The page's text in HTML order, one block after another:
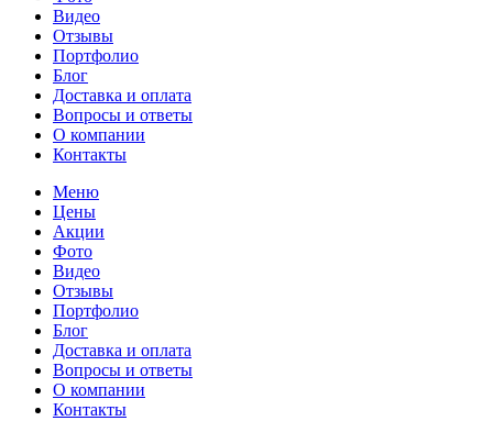
Видео
Отзывы
Портфолио
Блог
Доставка и оплата
Вопросы и ответы
О компании
Контакты
Меню
Цены
Акции
Фото
Видео
Отзывы
Портфолио
Блог
Доставка и оплата
Вопросы и ответы
О компании
Контакты